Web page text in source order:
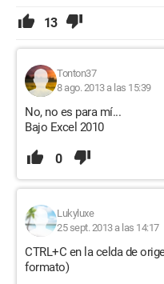
13
Tonton37
8 ago. 2013 a las 15:39
No, no es para mí...
Bajo Excel 2010
0
Lukyluxe
25 sept. 2013 a las 14:17
CTRL+C en la celda de
formato)